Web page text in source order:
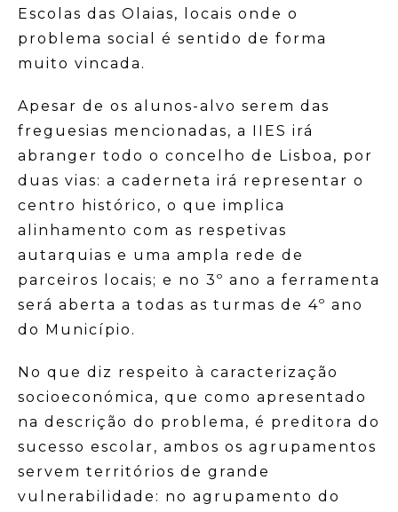
Escolas das Olaias, locais onde o
problema social é sentido de forma
muito vincada.
Apesar de os alunos-alvo serem das
freguesias mencionadas, a IIES irá
abranger todo o concelho de Lisboa, por
duas vias: a caderneta irá representar o
centro histórico, o que implica
alinhamento com as respetivas
autarquias e uma ampla rede de
parceiros locais; e no 3º ano a ferramenta
será aberta a todas as turmas de 4º ano
do Município.
No que diz respeito à caracterização
socioeconómica, que como apresentado
na descrição do problema, é preditora do
sucesso escolar, ambos os agrupamentos
servem territórios de grande
vulnerabilidade: no agrupamento do